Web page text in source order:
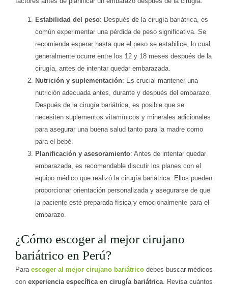
Estabilidad del peso: Después de la cirugía bariátrica, es
común experimentar una pérdida de peso significativa. Se
recomienda esperar hasta que el peso se estabilice, lo cual
generalmente ocurre entre los 12 y 18 meses después de la
cirugía, antes de intentar quedar embarazada.
Nutrición y suplementación: Es crucial mantener una
nutrición adecuada antes, durante y después del embarazo.
Después de la cirugía bariátrica, es posible que se
necesiten suplementos vitamínicos y minerales adicionales
para asegurar una buena salud tanto para la madre como
para el bebé.
Planificación y asesoramiento: Antes de intentar quedar
embarazada, es recomendable discutir los planes con el
equipo médico que realizó la cirugía bariátrica. Ellos pueden
proporcionar orientación personalizada y asegurarse de que
la paciente esté preparada física y emocionalmente para el
embarazo.
¿Cómo escoger al mejor cirujano
bariátrico en Perú?
Para escoger al mejor cirujano bariátrico debes buscar médicos
con experiencia específica en cirugía bariátrica . Revisa cuántos